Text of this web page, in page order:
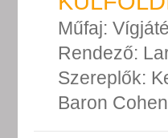
Műfaj:
Rendező:
Szereplők:
Baron Cohen